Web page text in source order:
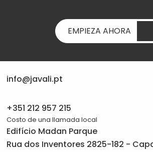
EMPIEZA AHORA
info@javali.pt
+351 212 957 215
Costo de una llamada local
Edifício Madan Parque
Rua dos Inventores 2825-182 -